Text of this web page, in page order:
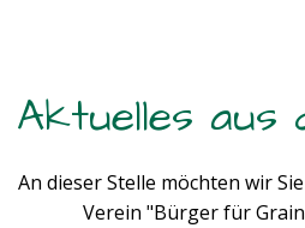
Aktuelles aus
An dieser Stelle möchten wir
Verein "Bürger für